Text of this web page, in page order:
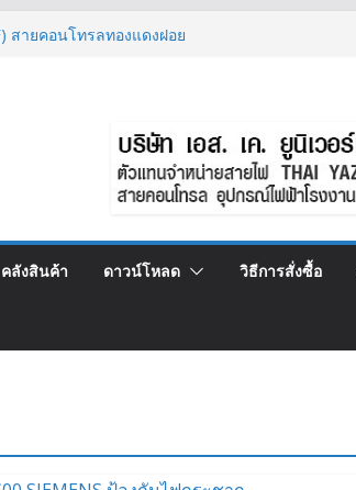
1×95 MM2
คลังสินค้า ดาวน์โหลด วิธีการสั่งซื้อ